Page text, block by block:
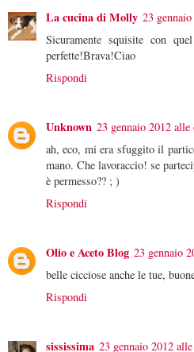
La cucina di Molly 23
Sicuramente squisite con
perfette!Brava!Ciao
Rispondi
Unknown 23 gennaio 2012 alle
ah, eco, mi era sfuggito il
mano. Che lavoraccio! se
è permesso?? ; )
Rispondi
Olio e Aceto Blog 23 gennaio
belle cicciose anche le tue,
Rispondi
sississima 23 gennaio 2012